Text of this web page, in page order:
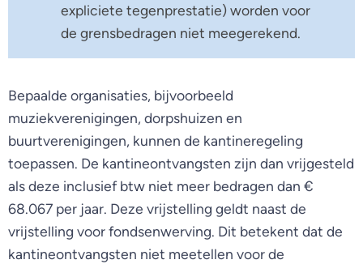
expliciete tegenprestatie) worden voor
de grensbedragen niet meegerekend.
Bepaalde organisaties, bijvoorbeeld
muziekverenigingen, dorpshuizen en
buurtverenigingen, kunnen de kantineregeling
toepassen. De kantineontvangsten zijn dan vrijgesteld
als deze inclusief btw niet meer bedragen dan €
68.067 per jaar. Deze vrijstelling geldt naast de
vrijstelling voor fondsenwerving. Dit betekent dat de
kantineontvangsten niet meetellen voor de